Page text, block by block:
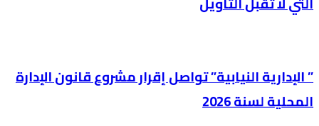
” الإدارية النيابية” تواصل إقرار مشروع قانون الإدارة
المحلية لسنة 2026